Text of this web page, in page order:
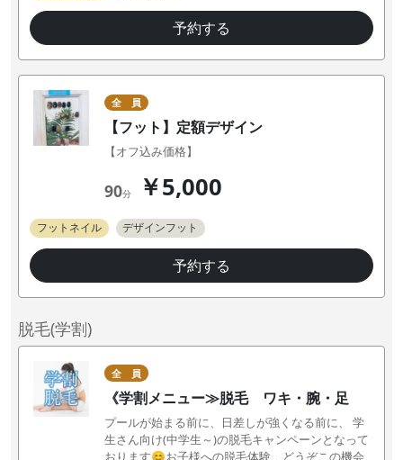
予約する
全 員
【フット】定額デザイン
【オフ込み価格】
90分 ￥5,000
フットネイル デザインフット
予約する
脱毛(学割)
全 員
《学割メニュー≫脱毛 ワキ・腕・足
プールが始まる前に、日差しが強くなる前に、 学
生さん向け(中学生～)の脱毛キャンペーンとなって
おります😊お子様への脱毛体験、どうぞこの機会